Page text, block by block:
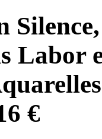
Labor
€